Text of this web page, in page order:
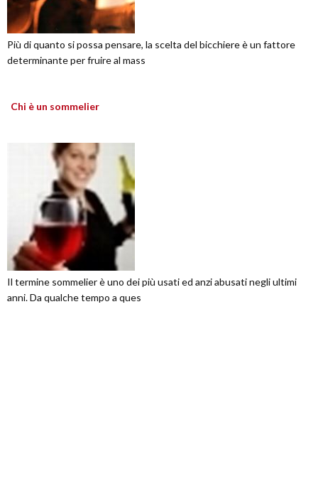
Più di quanto si possa pensare, la scelta del bicchiere è un fattore
determinante per fruire al mass
Chi è un sommelier
Il termine sommelier è uno dei più usati ed anzi abusati negli ultimi
anni. Da qualche tempo a ques